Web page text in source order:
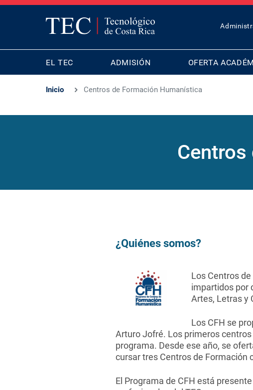
TOP
MENU
MAIN
NAVIGATION
EL TEC ADMISIÓN OFERTA
Inicio Centros de Formación Humanística
¿Quiénes somos?
Los Centros
impartidos por
Artes, Letras y
Los CFH se
Arturo Jofré. Los primeros
programa. Desde ese año, se
cursar tres Centros de Formación
El Programa de CFH está